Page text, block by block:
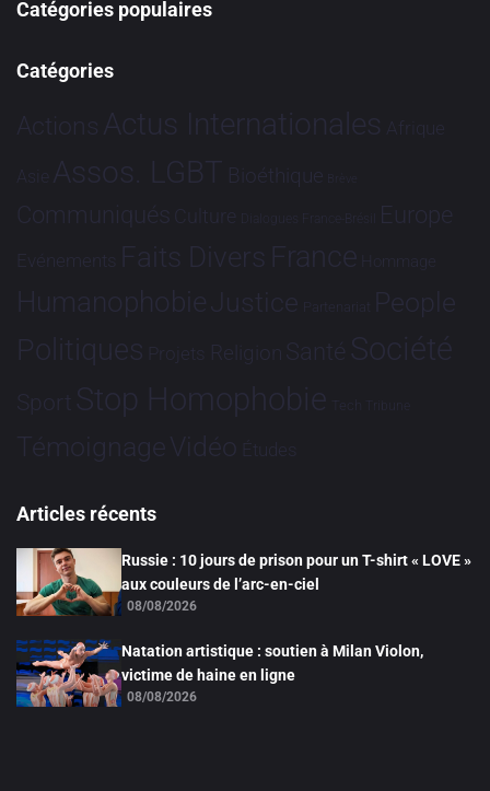
Catégories populaires
Catégories
Actions Actus Internationales Afrique
Asie Assos. LGBT Bioéthique Brève
Communiqués Culture Dialogues France-Brésil Europe
Evénements Faits Divers France Hommage
HumanophobieJustice Partenariat People
Politiques Projets Religion Santé Société
Sport Stop Homophobie Tech Tribune
TémoignageVidéo Études
Articles récents
Russie : 10 jours de prison pour un T-shirt « LOVE »
aux couleurs de l’arc-en-ciel
08/08/2026
Natation artistique : soutien à Milan Violon,
victime de haine en ligne
08/08/2026